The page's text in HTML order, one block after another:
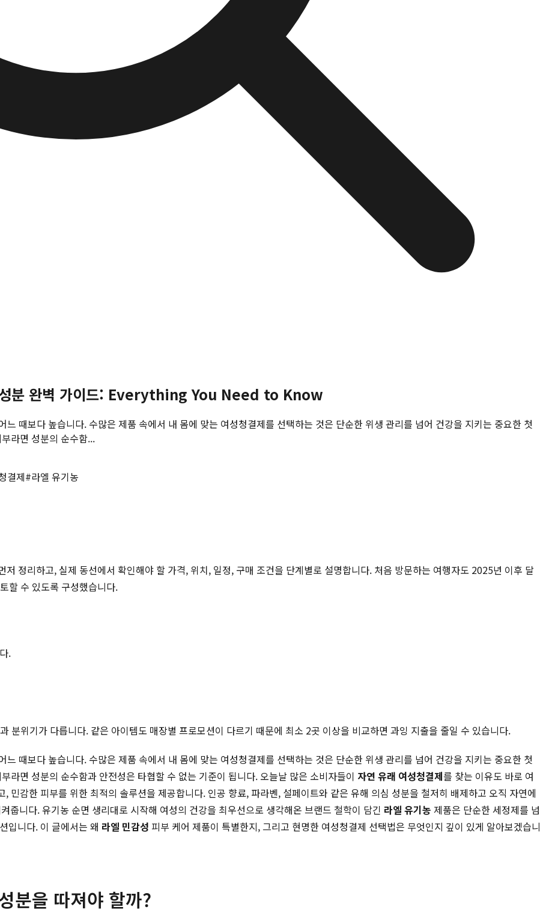
성분 완벽 가이드: Everything You Need to Know
때보다 높습니다. 수많은 제품 속에서 내 몸에 맞는 여성청결제를 선택하는 것은 단순한 위생 관리를 넘어 건강을 지키는 중요한 첫
라면 성분의 순수함...
결제#라엘 유기농
정리하고, 실제 동선에서 확인해야 할 가격, 위치, 일정, 구매 조건을 단계별로 설명합니다. 처음 방문하는 여행자도 2025년 이후 달
할 수 있도록 구성했습니다.
.
분위기가 다릅니다. 같은 아이템도 매장별 프로모션이 다르기 때문에 최소 2곳 이상을 비교하면 과잉 지출을 줄일 수 있습니다.
때보다 높습니다. 수많은 제품 속에서 내 몸에 맞는 여성청결제를 선택하는 것은 단순한 위생 관리를 넘어 건강을 지키는 중요한 첫
라면 성분의 순수함과 안전성은 타협할 수 없는 기준이 됩니다. 오늘날 많은 소비자들이 자연 유래 여성청결제를 찾는 이유도 바로 여
민감한 피부를 위한 최적의 솔루션을 제공합니다. 인공 향료, 파라벤, 설페이트와 같은 유해 의심 성분을 철저히 배제하고 오직 자연에
줍니다. 유기농 순면 생리대로 시작해 여성의 건강을 최우선으로 생각해온 브랜드 철학이 담긴 라엘 유기농 제품은 단순한 세정제를 넘
입니다. 이 글에서는 왜 라엘 민감성 피부 케어 제품이 특별한지, 그리고 현명한 여성청결제 선택법은 무엇인지 깊이 있게 알아보겠습니
분을 따져야 할까?